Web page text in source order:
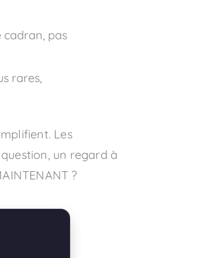
cadran, pas
rares,
Les
un regard à
?